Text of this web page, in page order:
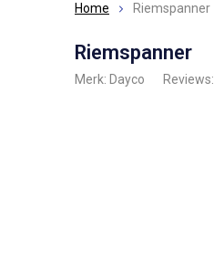
Home Riemspanner
Riemspanner
Merk: Dayco Reviews: